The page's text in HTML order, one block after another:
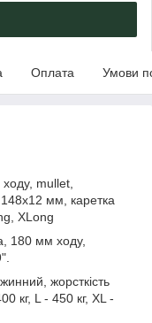
Оплата Умови
mullet,
мм, каретка
XLong
180 мм ходу,
жорсткість
кг, L - 450 кг, XL -